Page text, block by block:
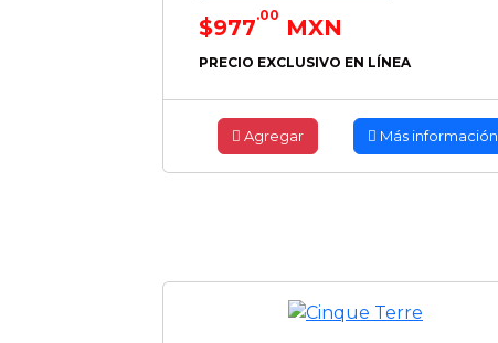
$977.00 MXN
PRECIO EXCLUSIVO EN LÍNEA
Agregar Más información